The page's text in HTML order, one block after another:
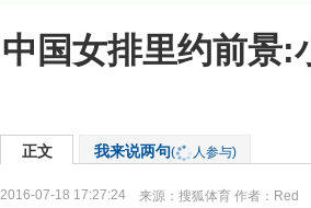
中国女排里约前景:
正文 我来说两句( 人参与)
2016-07-18 17:27:24 来源： 搜狐体育 作者：Red